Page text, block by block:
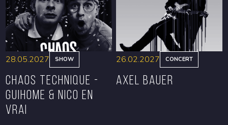
28.05.2027 SHOW
CHAOS TECHNIQUE -
GUIHOME & NICO EN
VRAI
26.02.2027 CONCERT
Axel Bauer